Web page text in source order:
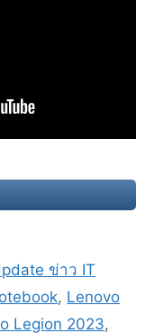
ข่าว IT
, Lenovo
Legion 2023,